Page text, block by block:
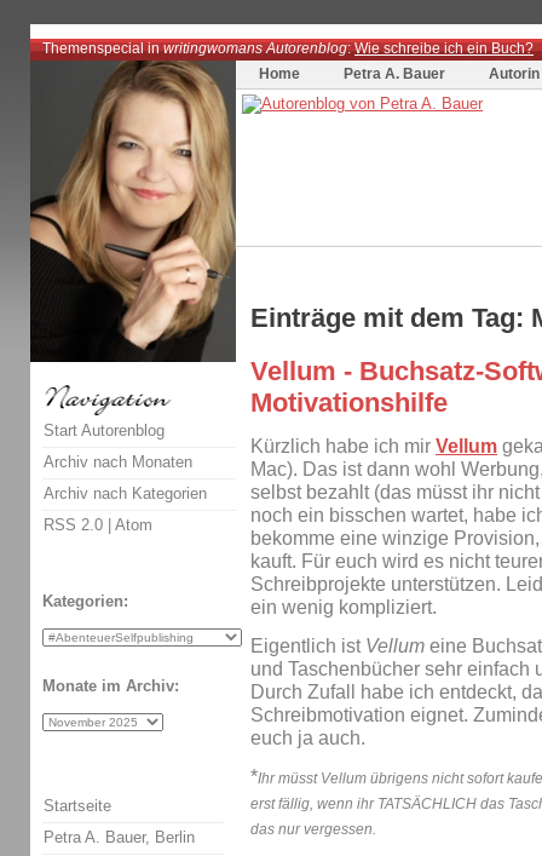
Themenspecial inwritingwomans Autorenblog:Wie schreibe ich ein Buch?
Home
Petra A. Bauer Autorin
Einträge mit dem Tag:
Vellum - Buchsatz-
Motivationshilfe
Kürzlich habe ich mir Vellum
Mac). Das ist dann wohl
selbst bezahlt (das müsst ihr
noch ein bisschen wartet, habe
bekomme eine winzige
kauft. Für euch wird es nicht
Schreibprojekte unterstützen.
ein wenig kompliziert.
Eigentlich ist Vellum eine
und Taschenbücher sehr einfach
Durch Zufall habe ich entdeckt,
Schreibmotivation eignet.
euch ja auch.
*Ihr müsst Vellum übrigens nicht sofort
erst fällig, wenn ihr TATSÄCHLICH das
das nur vergessen.
Start Autorenblog
Archiv nach Monaten
Archiv nach Kategorien
RSS 2.0 | Atom
Kategorien:
Monate im Archiv:
Startseite
Petra A. Bauer, Berlin